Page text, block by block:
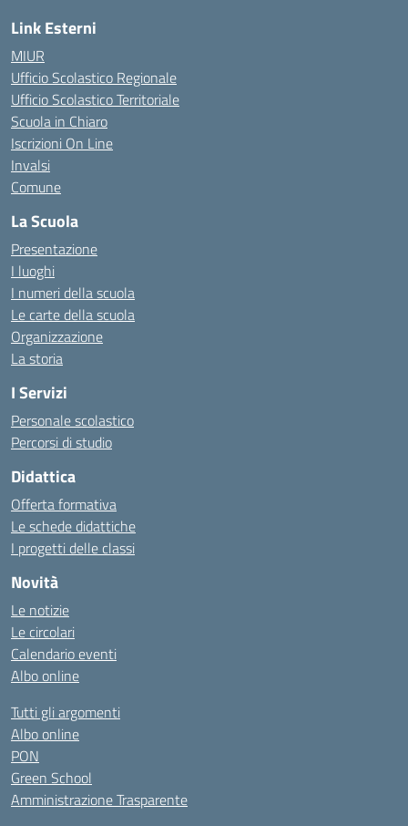
Link Esterni
MIUR
Ufficio Scolastico Regionale
Ufficio Scolastico Territoriale
Scuola in Chiaro
Iscrizioni On Line
Invalsi
Comune
La Scuola
Presentazione
I luoghi
I numeri della scuola
Le carte della scuola
Organizzazione
La storia
I Servizi
Personale scolastico
Percorsi di studio
Didattica
Offerta formativa
Le schede didattiche
I progetti delle classi
Novità
Le notizie
Le circolari
Calendario eventi
Albo online
Tutti gli argomenti
Albo online
PON
Green School
Amministrazione Trasparente